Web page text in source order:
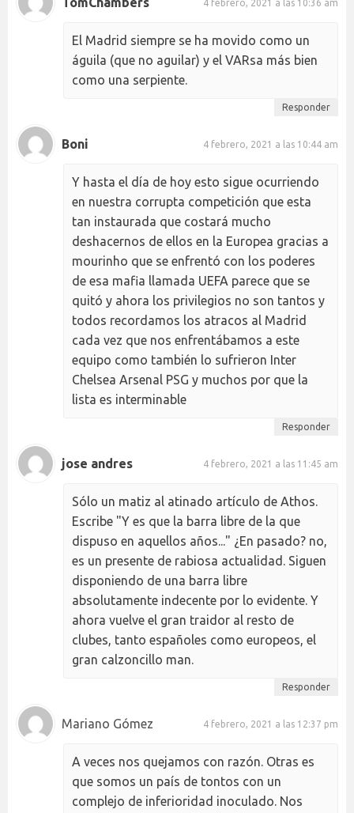
4 febrero, 2021 a las 10:36 am
El Madrid siempre se ha movido como un
águila (que no aguilar) y el VARsa más bien
como una serpiente.
Responder
Boni 4 febrero, 2021 a las 10:44 am
Y hasta el día de hoy esto sigue ocurriendo
en nuestra corrupta competición que esta
tan instaurada que costará mucho
deshacernos de ellos en la Europea gracias a
mourinho que se enfrentó con los poderes
de esa mafia llamada UEFA parece que se
quitó y ahora los privilegios no son tantos y
todos recordamos los atracos al Madrid
cada vez que nos enfrentábamos a este
equipo como también lo sufrieron Inter
Chelsea Arsenal PSG y muchos por que la
lista es interminable
Responder
jose andres 4 febrero, 2021 a las 11:45 am
Sólo un matiz al atinado artículo de Athos.
Escribe "Y es que la barra libre de la que
dispuso en aquellos años..." ¿En pasado? no,
es un presente de rabiosa actualidad. Siguen
disponiendo de una barra libre
absolutamente indecente por lo evidente. Y
ahora vuelve el gran traidor al resto de
clubes, tanto españoles como europeos, el
gran calzoncillo man.
Responder
Mariano Gómez 4 febrero, 2021 a las 12:37 pm
A veces nos quejamos con razón. Otras es
que somos un país de tontos con un
complejo de inferioridad inoculado. Nos